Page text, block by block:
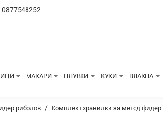
МАКАРИ ПЛУВКИ КУКИ ВЛАКНА
риболов Комплект хранилки за метод фидер